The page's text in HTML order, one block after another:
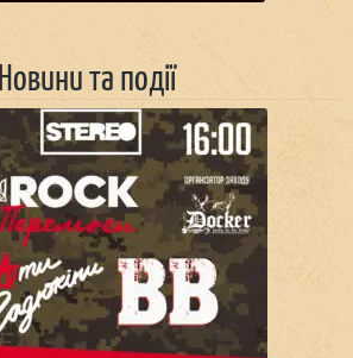
Новини та події